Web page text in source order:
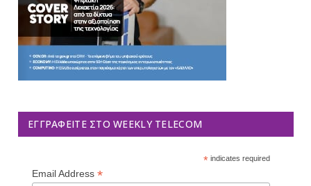
ΕΓΓΡΑΦΕΊΤΕ ΣΤΟ WEEKLY TELECOM
*indicates required
Email Address *